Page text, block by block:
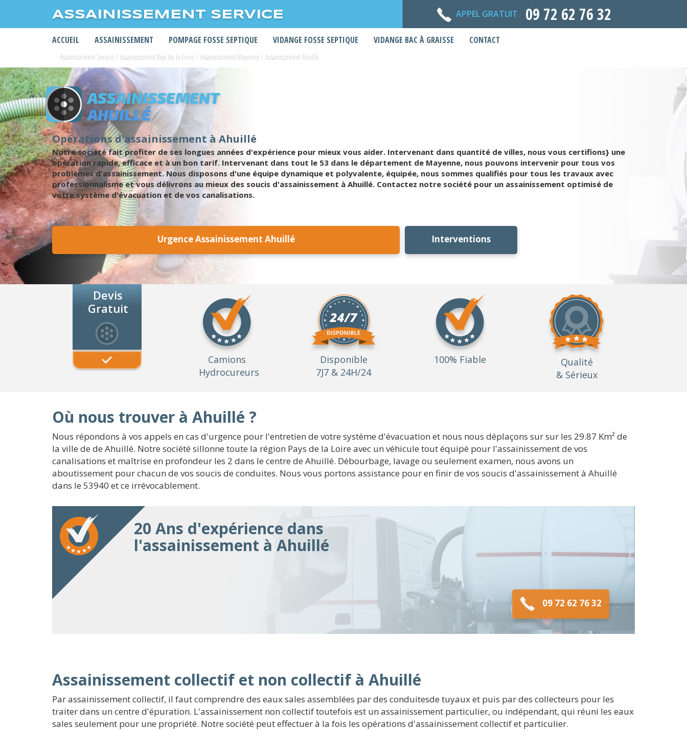
ASSAINISSEMENT SERVICE APPEL GRATUIT 09 72 62 76 32
ACCUEIL ASSAINISSEMENT POMPAGE FOSSE SEPTIQUE VIDANGE FOSSE SEPTIQUE VIDANGE BAC À GRAISSE CONTACT
Assainissement Service / Assainissement Pays de la Loire / Assainissement Mayenne / Assainissement Ahuillé
ASSAINISSEMENT
AHUILLÉ
Opérations d'assainissement à Ahuillé
Notre société fait profiter de ses longues années d'expérience pour mieux vous aider. Intervenant dans quantité de villes, nous vous certifions} une
opération rapide, efficace et à un bon tarif. Intervenant dans tout le 53 dans le département de Mayenne, nous pouvons intervenir pour tous vos
problèmes d'assainissement. Nous disposons d'une équipe dynamique et polyvalente, équipée, nous sommes qualifiés pour tous les travaux avec
professionnalisme et vous délivrons au mieux des soucis d'assainissement à Ahuillé. Contactez notre société pour un assainissement optimisé de
votre système d'évacuation et de vos canalisations.
Urgence Assainissement Ahuillé Interventions
Devis
Gratuit
Camions
Hydrocureurs
Disponible
7J7 & 24H/24
100% Fiable
Qualité
& Sérieux
Où nous trouver à Ahuillé ?
Nous répondons à vos appels en cas d'urgence pour l'entretien de votre système d'évacuation et nous nous déplaçons sur sur les 29.87 Km² de
la ville de de Ahuillé. Notre société sillonne toute la région Pays de la Loire avec un véhicule tout équipé pour l'assainissement de vos
canalisations et maîtrise en profondeur les 2 dans le centre de Ahuillé. Débourbage, lavage ou seulement examen, nous avons un
aboutissement pour chacun de vos soucis de conduites. Nous vous portons assistance pour en finir de vos soucis d'assainissement à Ahuillé
dans le 53940 et ce irrévocablement.
20 Ans d'expérience dans
l'assainissement à Ahuillé
09 72 62 76 32
Assainissement collectif et non collectif à Ahuillé
Par assainissement collectif, il faut comprendre des eaux sales assemblées par des conduitesde tuyaux et puis par des collecteurs pour les
traiter dans un centre d'épuration. L'assainissement non collectif toutefois est un assainissement particulier, ou indépendant, qui réuni les eaux
sales seulement pour une propriété. Notre société peut effectuer à la fois les opérations d'assainissement collectif et particulier.